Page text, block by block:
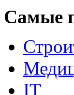
Самые
IT